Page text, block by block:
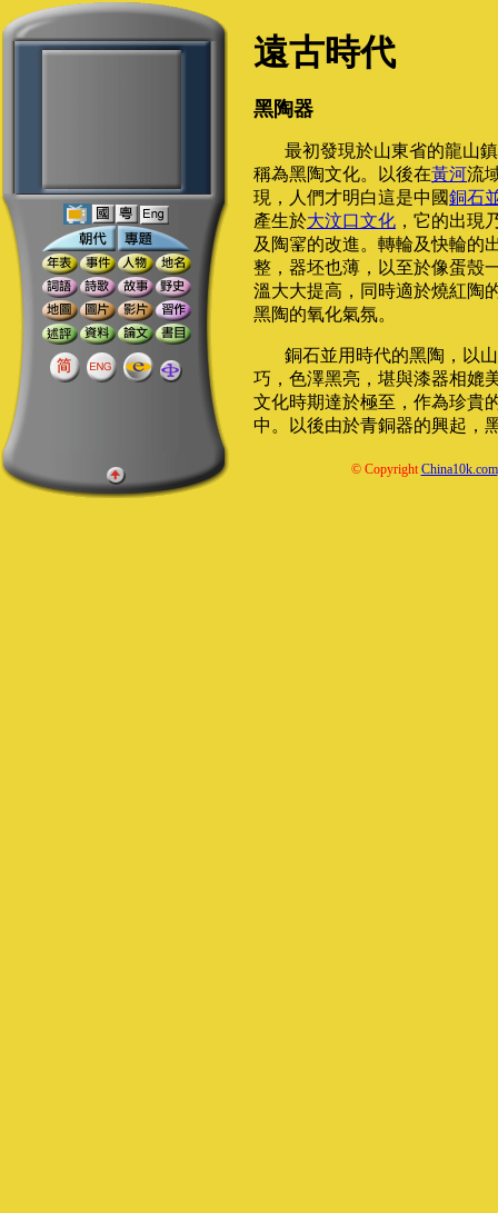
遠古時代
黑陶器
最初發現於山東省的龍山
稱為黑陶文化。以後在黃河流
現，人們才明白這是中國銅石
產生於大汶口文化 ，它的出現
及陶
的改進。轉輪及快輪的
整，器坯也薄，以至於像蛋殼
溫大大提高，同時適於燒紅陶
黑陶的氧化氣氛。
銅石並用時代的黑陶，以
巧，色澤黑亮，堪與漆器相媲
文化時期達於極至，作為珍貴
中。以後由於青銅器的興起，
© CopyrightChina10k.com